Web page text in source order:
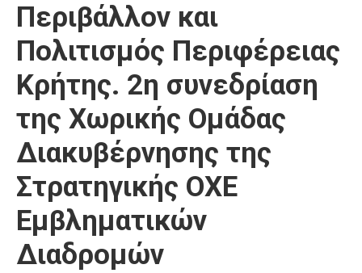
Περιβάλλον και
Πολιτισμός Περιφέρειας
Κρήτης. 2η συνεδρίαση
της Χωρικής Ομάδας
Διακυβέρνησης της
Στρατηγικής ΟΧΕ
Εμβληματικών
Διαδρομών